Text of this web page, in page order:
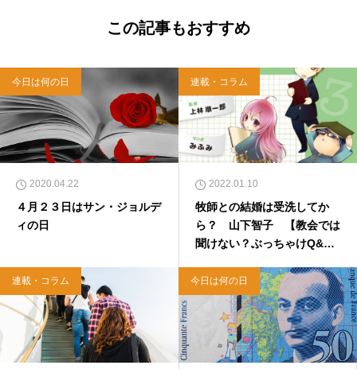
この記事もおすすめ
今日は何の日
2020.04.22
４月２３日はサン・ジョルデ
ィの日
連載・コラム
2022.01.10
牧師との結婚は受洗してか
ら？ 山下智子 【教会では
聞けない？ぶっちゃけQ&
連載・コラム 今日は何の日